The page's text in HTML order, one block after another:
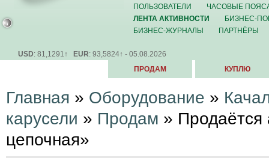
ПОЛЬЗОВАТЕЛИ
ЧАСОВЫЕ
ЛЕНТА АКТИВНОСТИ
БИЗНЕС-
БИЗНЕС-ЖУРНАЛЫ
ПАРТНЁРЫ
USD: 81,1291↑ EUR: 93,5824↑ - 05.08.2026
ПРОДАМ КУПЛЮ
Главная » Оборудование »
карусели » Продам » Продаётся
цепочная»